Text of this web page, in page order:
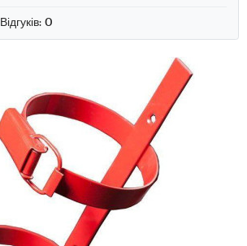
Відгуків: 0